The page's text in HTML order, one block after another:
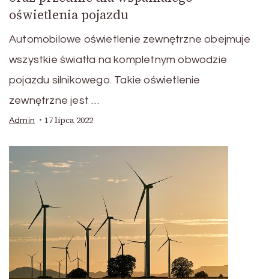
oświetlenia pojazdu
Automobilowe oświetlenie zewnętrzne obejmuje
wszystkie światła na kompletnym obwodzie
pojazdu silnikowego. Takie oświetlenie
zewnętrzne jest …
Admin 17 lipca 2022